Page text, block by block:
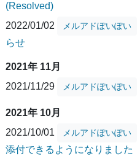
(Resolved)
2022/01/02
メルアドぽいぽい
らせ
2021年 11月
2021/11/29
メルアドぽいぽい
2021年 10月
2021/10/01
メルアドぽいぽい
添付できるようになりました